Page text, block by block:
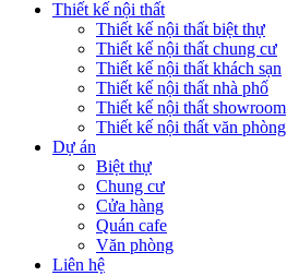
Thiết kế nội thất
Thiết kế nội thất biệt thự
Thiết kế nội thất chung cư
Thiết kế nội thất khách sạn
Thiết kế nội thất nhà phố
Thiết kế nội thất showroom
Thiết kế nội thất văn phòng
Dự án
Biệt thự
Chung cư
Cửa hàng
Quán cafe
Văn phòng
Liên hệ